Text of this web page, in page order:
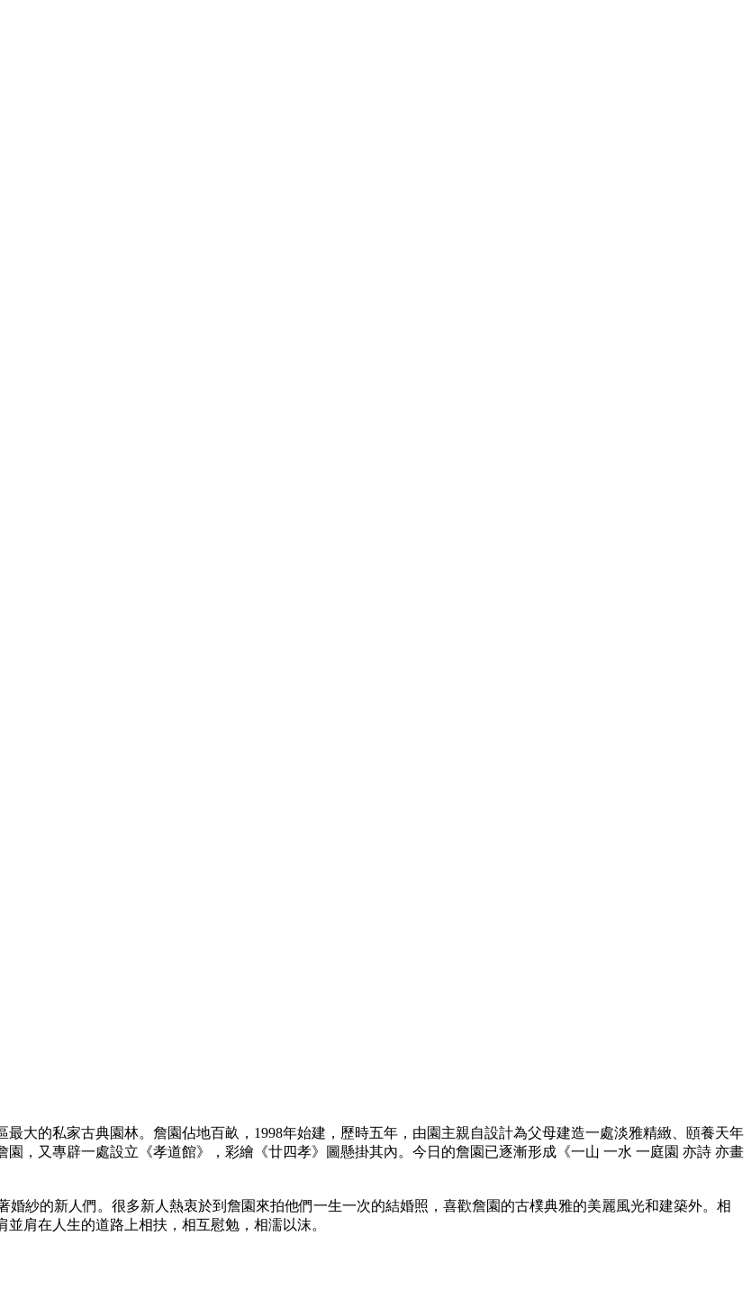
大的私家古典園林。詹園佔地百畝，1998年始建，歷時五年，由園主親自設計為父母建造一處淡雅精緻、頤養天年
，又專辟一處設立《孝道館》，彩繪《廿四孝》圖懸掛其內。今日的詹園已逐漸形成《一山 一水 一庭園 亦詩 亦畫
紗的新人們。很多新人熱衷於到詹園來拍他們一生一次的結婚照，喜歡詹園的古樸典雅的美麗風光和建築外。相
肩在人生的道路上相扶，相互慰勉，相濡以沫。